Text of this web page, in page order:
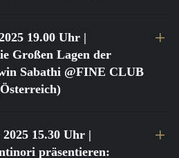
19.00 Uhr |
Großen Lagen der
Sabathi @FINE CLUB
15.30 Uhr |
präsentieren: